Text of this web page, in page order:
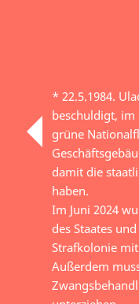
* 22.5.1984.
beschuldigt,
grüne
damit die
haben.
Im Juni 2024
des Staates
Strafkolonie
Außerdem